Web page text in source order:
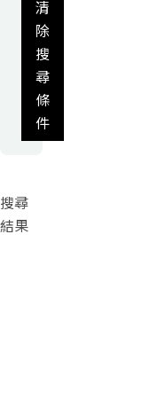
清
除
搜
尋
條
件
搜尋
結果